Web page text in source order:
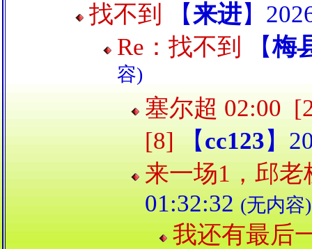
找不到
【来进】
Re：找不到
【梅
容)
塞尔超 02:00
[8] 【cc123】
来一场1，邱老
01:32:32 (无内容)
我还有最后